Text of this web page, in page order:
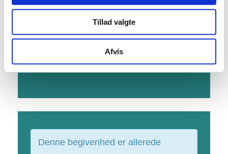
Tillad valgte
Afvis
Denne begivenhed er allerede